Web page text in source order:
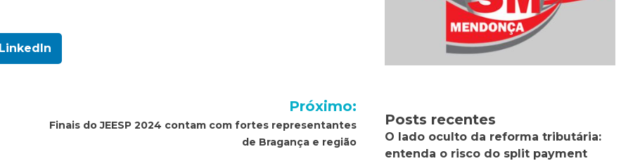
LinkedIn
Próximo:
Finais do JEESP 2024 contam com fortes representantes
de Bragança e região
Posts recentes
O lado oculto da reforma tributária:
entenda o risco do split payment